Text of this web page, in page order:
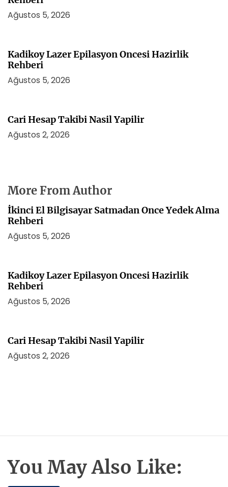
Ağustos 5, 2026
Kadikoy Lazer Epilasyon Oncesi Hazirlik
Rehberi
Ağustos 5, 2026
Cari Hesap Takibi Nasil Yapilir
Ağustos 2, 2026
More From Author
İkinci El Bilgisayar Satmadan Once Yedek Alma
Rehberi
Ağustos 5, 2026
Kadikoy Lazer Epilasyon Oncesi Hazirlik
Rehberi
Ağustos 5, 2026
Cari Hesap Takibi Nasil Yapilir
Ağustos 2, 2026
You May Also Like: